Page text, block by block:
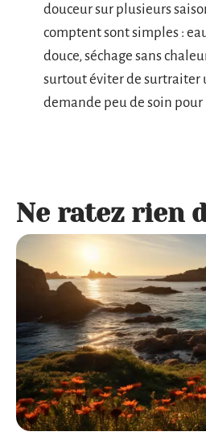
douceur sur plusieurs
comptent sont simples :
douce, séchage sans
surtout éviter de surtraiter
demande peu de soin pour
Ne ratez rien